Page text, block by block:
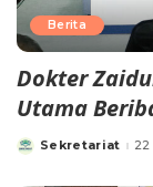
Berita
Dokter
Utama
Sekretariat